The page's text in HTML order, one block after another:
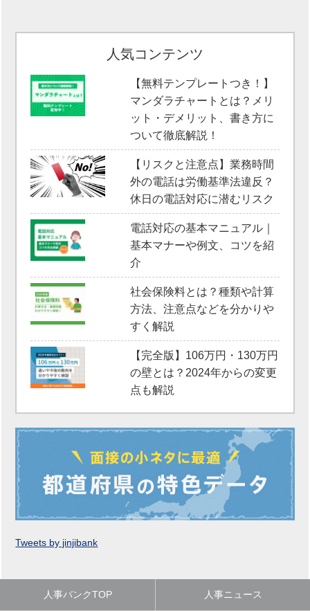
人気コンテンツ
【無料テンプレートつき！】
マンダラチャートとは？メリ
ット・デメリット、書き方に
ついて徹底解説！
【リスクと注意点】業務時間
外の電話は労働基準法違反？
休日の電話対応に潜むリスク
電話対応の基本マニュアル｜
基本マナーや例文、コツを紹
介
社会保険料とは？種類や計算
方法、注意点などを分かりや
すく解説
【完全版】106万円・130万円
の壁とは？2024年からの変更
点も解説
Tweets by jinjibank
人事バンクTOP 人事ニュース